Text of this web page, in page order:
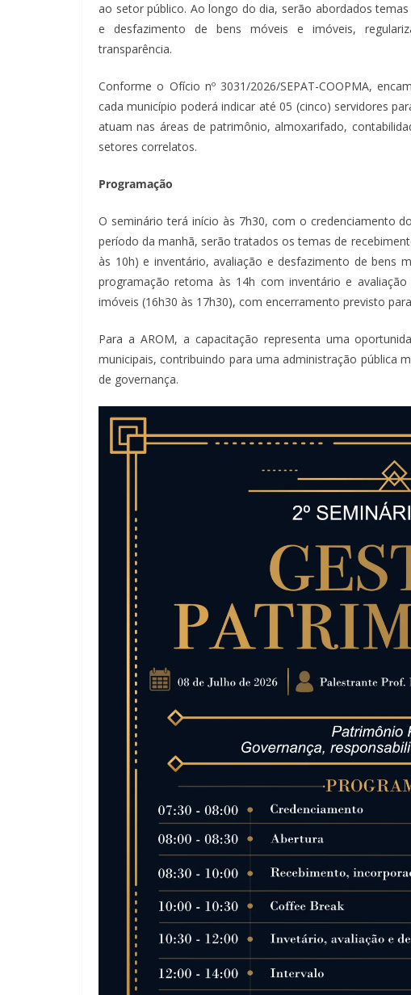
ao setor público. Ao longo do dia, serão abordados
e desfazimento de bens móveis e imóveis,
transparência.
Conforme o Ofício nº 3031/2026/SEPAT-COOPMA,
cada município poderá indicar até 05 (cinco) servidores
atuam nas áreas de patrimônio, almoxarifado,
setores correlatos.
Programação
O seminário terá início às 7h30, com o credenciamento
período da manhã, serão tratados os temas de
às 10h) e inventário, avaliação e desfazimento de bens
programação retoma às 14h com inventário e
imóveis (16h30 às 17h30), com encerramento previsto
Para a AROM, a capacitação representa uma
municipais, contribuindo para uma administração pública
de governança.